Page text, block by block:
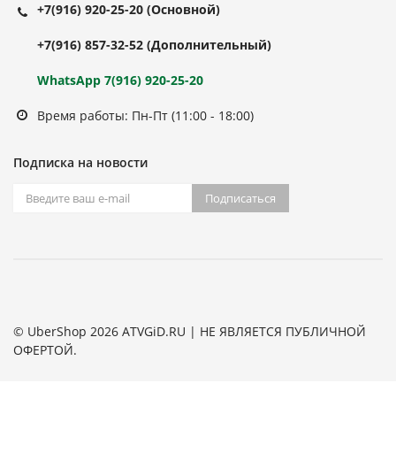
+7(916) 920-25-20 (Основной)
+7(916) 857-32-52 (Дополнительный)
WhatsApp 7(916) 920-25-20
Время работы: Пн-Пт (11:00 - 18:00)
Подписка на новости
Подписаться
© UberShop 2026 ATVGiD.RU | НЕ ЯВЛЯЕТСЯ ПУБЛИЧНОЙ
ОФЕРТОЙ.